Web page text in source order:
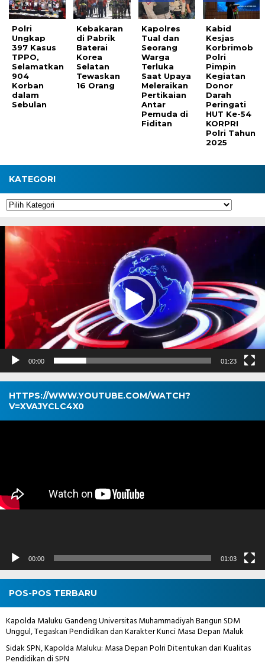
Polri
Ungkap
397 Kasus
TPPO,
Selamatkan
904
Korban
dalam
Sebulan
Kebakaran
di Pabrik
Baterai
Korea
Selatan
Tewaskan
16 Orang
Kapolres
Tual dan
Seorang
Warga
Terluka
Saat Upaya
Meleraikan
Pertikaian
Antar
Pemuda di
Fiditan
Kabid
Kesjas
Korbrimob
Polri
Pimpin
Kegiatan
Donor
Darah
Peringati
HUT Ke-54
KORPRI
Polri Tahun
2025
KATEGORI
Kategori
Pemutar
Video
00:00 01:23
HTTPS://WWW.YOUTUBE.COM/WATCH?
V=XVAJYCLC4X0
Pemutar
00:00 01:03
POS-POS TERBARU
Kapolda Maluku Gandeng Universitas Muhammadiyah Bangun SDM
Unggul, Tegaskan Pendidikan dan Karakter Kunci Masa Depan Maluk
Sidak SPN, Kapolda Maluku: Masa Depan Polri Ditentukan dari Kualitas
Pendidikan di SPN